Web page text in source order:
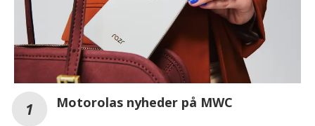
Motorolas nyheder på MWC